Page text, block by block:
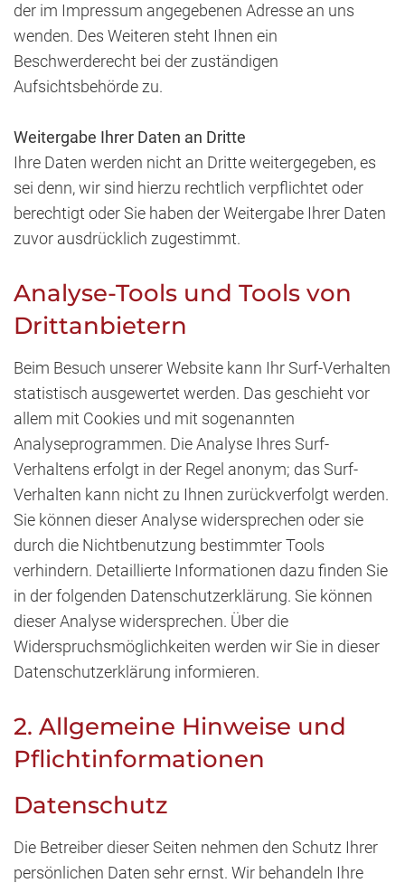
der im Impressum angegebenen Adresse an uns
wenden. Des Weiteren steht Ihnen ein
Beschwerderecht bei der zuständigen
Aufsichtsbehörde zu.
Weitergabe Ihrer Daten an Dritte
Ihre Daten werden nicht an Dritte weitergegeben, es
sei denn, wir sind hierzu rechtlich verpflichtet oder
berechtigt oder Sie haben der Weitergabe Ihrer Daten
zuvor ausdrücklich zugestimmt.
Analyse-Tools und Tools von
Drittanbietern
Beim Besuch unserer Website kann Ihr Surf-Verhalten
statistisch ausgewertet werden. Das geschieht vor
allem mit Cookies und mit sogenannten
Analyseprogrammen. Die Analyse Ihres Surf-
Verhaltens erfolgt in der Regel anonym; das Surf-
Verhalten kann nicht zu Ihnen zurückverfolgt werden.
Sie können dieser Analyse widersprechen oder sie
durch die Nichtbenutzung bestimmter Tools
verhindern. Detaillierte Informationen dazu finden Sie
in der folgenden Datenschutzerklärung. Sie können
dieser Analyse widersprechen. Über die
Widerspruchsmöglichkeiten werden wir Sie in dieser
Datenschutzerklärung informieren.
2. Allgemeine Hinweise und
Pflichtinformationen
Datenschutz
Die Betreiber dieser Seiten nehmen den Schutz Ihrer
persönlichen Daten sehr ernst. Wir behandeln Ihre